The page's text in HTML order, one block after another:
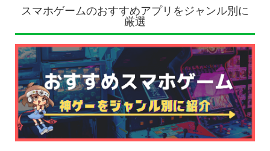
スマホゲームのおすすめアプリをジャンル別に
厳選